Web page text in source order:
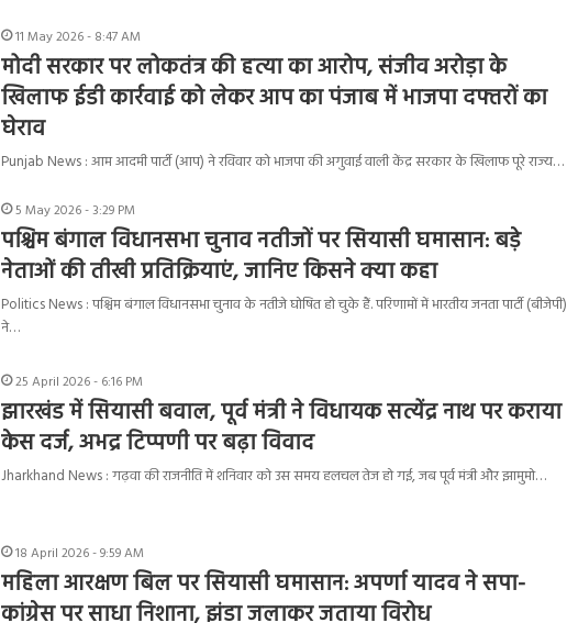
11 May 2026 - 8:47 AM
मोदी सरकार पर लोकतंत्र की हत्या का आरोप, संजीव अरोड़ा के
खिलाफ ईडी कार्रवाई को लेकर आप का पंजाब में भाजपा दफ्तरों का
घेराव
Punjab News : आम आदमी पार्टी (आप) ने रविवार को भाजपा की अगुवाई वाली केंद्र सरकार के खिलाफ पूरे राज्य…
5 May 2026 - 3:29 PM
पश्चिम बंगाल विधानसभा चुनाव नतीजों पर सियासी घमासान: बड़े
नेताओं की तीखी प्रतिक्रियाएं, जानिए किसने क्या कहा
Politics News : पश्चिम बंगाल विधानसभा चुनाव के नतीजे घोषित हो चुके हैं. परिणामों में भारतीय जनता पार्टी (बीजेपी)
ने…
25 April 2026 - 6:16 PM
झारखंड में सियासी बवाल, पूर्व मंत्री ने विधायक सत्येंद्र नाथ पर कराया
केस दर्ज, अभद्र टिप्पणी पर बढ़ा विवाद
Jharkhand News : गढ़वा की राजनीति में शनिवार को उस समय हलचल तेज हो गई, जब पूर्व मंत्री और झामुमो…
18 April 2026 - 9:59 AM
महिला आरक्षण बिल पर सियासी घमासान: अपर्णा यादव ने सपा-
कांग्रेस पर साधा निशाना, झंडा जलाकर जताया विरोध